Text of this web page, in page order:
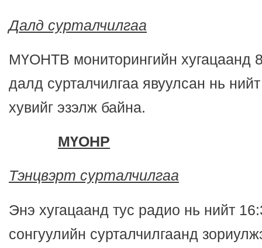
Далд сурталчилгаа
МҮОНТВ мониторингийн хугацаанд
далд сурталчилгаа явуулсан нь
хувийг эзэлж байна.
МҮОНР
Тэнцвэрт сурталчилгаа
Энэ хугацаанд тус радио нь нийт
сонгуулийн сурталчилгаанд